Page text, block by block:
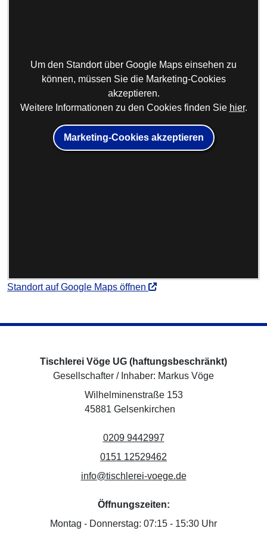
Um den Standort über Google Maps einsehen zu
können, müssen Sie die Marketing-Cookies
akzeptieren.
Weitere Informationen zu den Cookies finden Sie hier.
Marketing-Cookies akzeptieren
Standort auf Google Maps öffnen (öffnet neues Fenster)
Tischlerei Vöge UG (haftungsbeschränkt)
Gesellschafter / Inhaber: Markus Vöge
Adresse:
Wilhelminenstraße 153
45881 Gelsenkirchen
Telefonnummer:
0209 9442997(öffnet Wählfeld zum
WhatsApp:
0151 12529462
E-Mail-Adresse:
info@tischlerei-voege.de- Seite mit
Öffnungszeiten:
Montag - Donnerstag: 07:15 - 15:30 Uhr